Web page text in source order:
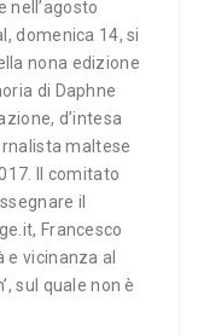
nell’agosto
domenica 14, si
nona edizione
di Daphne
d’intesa
maltese
Il comitato
il
Francesco
vicinanza al
sul quale non è